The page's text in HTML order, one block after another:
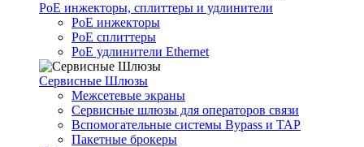
PoE инжекторы, сплиттеры и удлинители
PoE инжекторы
PoE сплиттеры
PoE удлинители Ethernet
Сервисные Шлюзы
Межсетевые экраны
Сервисные шлюзы для операторов связи
Вспомогательные системы Bypass и TAP
Пакетные брокеры